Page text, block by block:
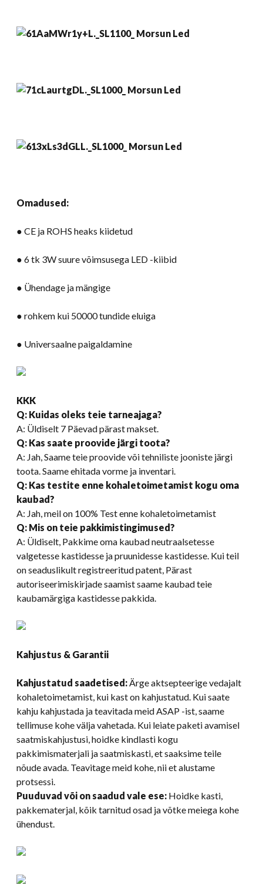
Omadused:
● CE ja ROHS heaks kiidetud
● 6 tk 3W suure võimsusega LED -kiibid
● Ühendage ja mängige
● rohkem kui 50000 tundide eluiga
● Universaalne paigaldamine
KKK
Q: Kuidas oleks teie tarneajaga?
A: Üldiselt 7 Päevad pärast makset.
Q: Kas saate proovide järgi toota?
A: Jah, Saame teie proovide või tehniliste jooniste järgi
toota. Saame ehitada vorme ja inventari.
Q: Kas testite enne kohaletoimetamist kogu oma
kaubad?
A: Jah, meil on 100% Test enne kohaletoimetamist
Q: Mis on teie pakkimistingimused?
A: Üldiselt, Pakkime oma kaubad neutraalsetesse
valgetesse kastidesse ja pruunidesse kastidesse. Kui teil
on seaduslikult registreeritud patent, Pärast
autoriseerimiskirjade saamist saame kaubad teie
kaubamärgiga kastidesse pakkida.
Kahjustus & Garantii
Kahjustatud saadetised: Ärge aktsepteerige vedajalt
kohaletoimetamist, kui kast on kahjustatud. Kui saate
kahju kahjustada ja teavitada meid ASAP -ist, saame
tellimuse kohe välja vahetada. Kui leiate paketi avamisel
saatmiskahjustusi, hoidke kindlasti kogu
pakkimismaterjali ja saatmiskasti, et saaksime teile
nõude avada. Teavitage meid kohe, nii et alustame
protsessi.
Puuduvad või on saadud vale ese: Hoidke kasti,
pakkematerjal, kõik tarnitud osad ja võtke meiega kohe
ühendust.